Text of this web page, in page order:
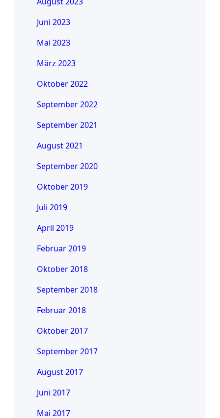
Juni 2023
Mai 2023
März 2023
Oktober 2022
September 2022
September 2021
August 2021
September 2020
Oktober 2019
Juli 2019
April 2019
Februar 2019
Oktober 2018
September 2018
Februar 2018
Oktober 2017
September 2017
August 2017
Juni 2017
Mai 2017